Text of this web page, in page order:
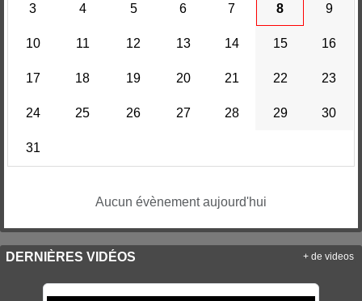
3 4 5 6 7 8 9
10 11 12 13 14 15 16
17 18 19 20 21 22 23
24 25 26 27 28 29 30
31
Aucun évènement aujourd'hui
DERNIÈRES VIDÉOS + de videos